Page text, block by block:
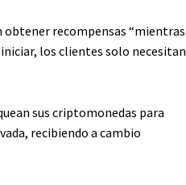
recompensas “mientras
los clientes solo necesitan
sus criptomonedas para
recibiendo a cambio